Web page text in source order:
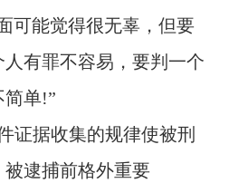
可能觉得很无辜，但要
有罪不容易，要判一个
简单!”
证据收集的规律使被刑
被逮捕前格外重要